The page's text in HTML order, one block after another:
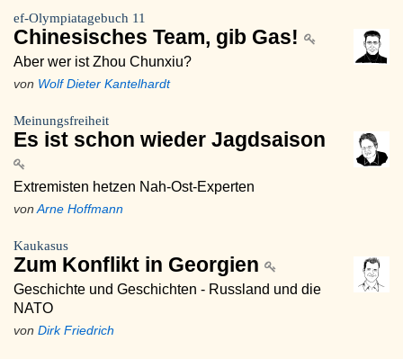
ef-Olympiatagebuch 11
Chinesisches Team, gib Gas!
Aber wer ist Zhou Chunxiu?
von Wolf Dieter Kantelhardt
Meinungsfreiheit
Es ist schon wieder Jagdsaison
Extremisten hetzen Nah-Ost-Experten
von Arne Hoffmann
Kaukasus
Zum Konflikt in Georgien
Geschichte und Geschichten - Russland und die
NATO
von Dirk Friedrich